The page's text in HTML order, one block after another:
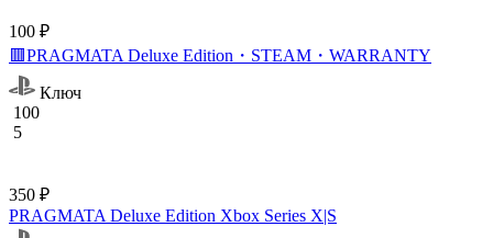
100 ₽
🟥PRAGMATA Deluxe Edition・STEAM・WARRANTY
Ключ
100
5
350 ₽
PRAGMATA Deluxe Edition Xbox Series X|S